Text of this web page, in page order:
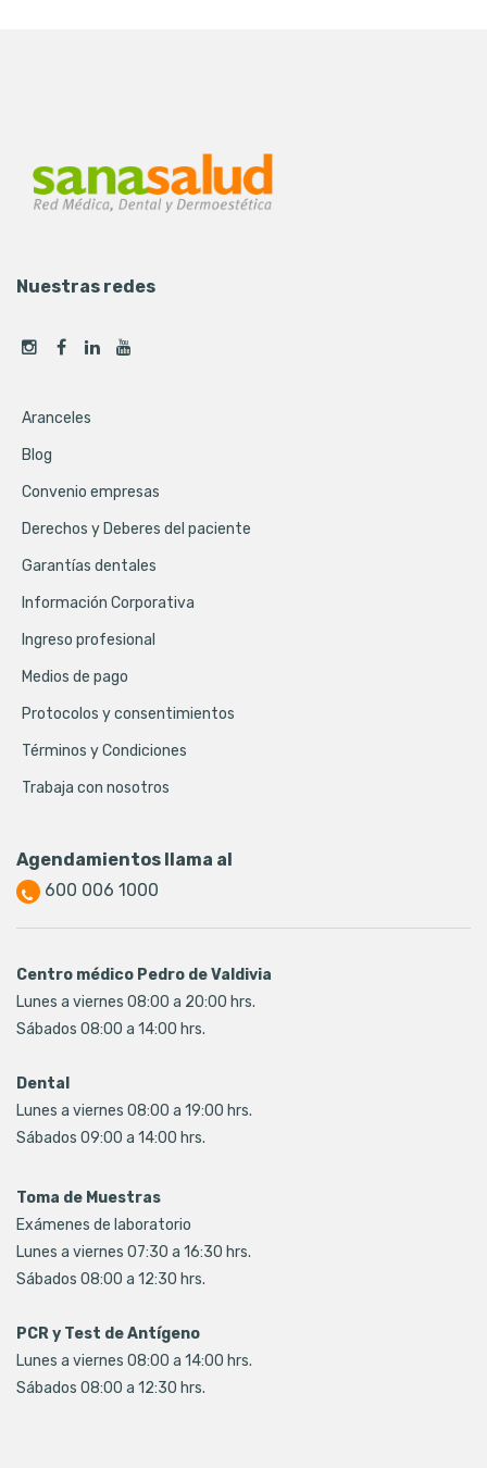
Nuestras redes
Aranceles
Blog
Convenio empresas
Derechos y Deberes del paciente
Garantías dentales
Información Corporativa
Ingreso profesional
Medios de pago
Protocolos y consentimientos
Términos y Condiciones
Trabaja con nosotros
Agendamientos llama al
600 006 1000
Centro médico Pedro de Valdivia
Lunes a viernes 08:00 a 20:00 hrs.
Sábados 08:00 a 14:00 hrs.
Dental
Lunes a viernes 08:00 a 19:00 hrs.
Sábados 09:00 a 14:00 hrs.
Toma de Muestras
Exámenes de laboratorio
Lunes a viernes 07:30 a 16:30 hrs.
Sábados 08:00 a 12:30 hrs.
PCR y Test de Antígeno
Lunes a viernes 08:00 a 14:00 hrs.
Sábados 08:00 a 12:30 hrs.